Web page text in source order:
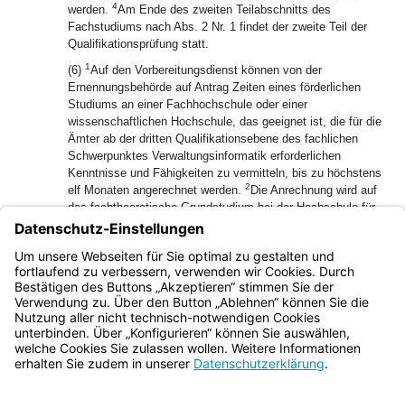
werden. 4Am Ende des zweiten Teilabschnitts des
Fachstudiums nach Abs. 2 Nr. 1 findet der zweite Teil der
Qualifikationsprüfung statt.
(6) 1Auf den Vorbereitungsdienst können von der
Ernennungsbehörde auf Antrag Zeiten eines förderlichen
Studiums an einer Fachhochschule oder einer
wissenschaftlichen Hochschule, das geeignet ist, die für die
Ämter ab der dritten Qualifikationsebene des fachlichen
Schwerpunktes Verwaltungsinformatik erforderlichen
Kenntnisse und Fähigkeiten zu vermitteln, bis zu höchstens
elf Monaten angerechnet werden. 2 Die Anrechnung wird auf
das fachtheoretische Grundstudium bei der Hochschule für
Angewandte Wissenschaften Hof sowie das vor- und
zwischengelagerte berufspraktische Studium
vorgenommen.3Der Antrag ist spätestens einen Monat vor
Beginn der Ausbildung zu stellen.
Bayern.de
BayernPortal